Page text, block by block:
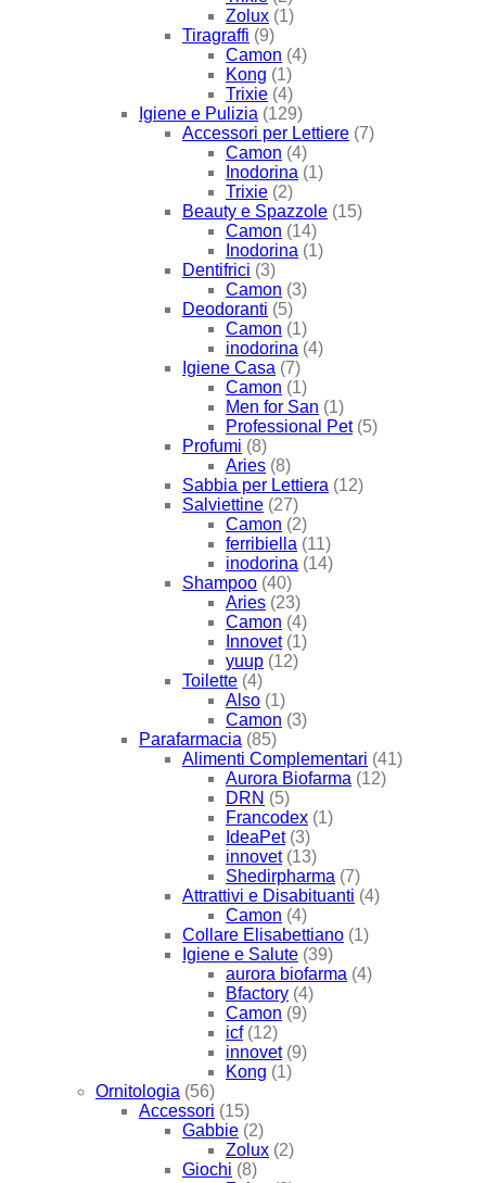
Zolux (1)
Tiragraffi (9)
Camon (4)
Kong (1)
Trixie (4)
Igiene e Pulizia (129)
Accessori per Lettiere (7)
Camon (4)
Inodorina (1)
Trixie (2)
Beauty e Spazzole (15)
Camon (14)
Inodorina (1)
Dentifrici (3)
Camon (3)
Deodoranti (5)
Camon (1)
inodorina (4)
Igiene Casa (7)
Camon (1)
Men for San (1)
Professional Pet (5)
Profumi (8)
Aries (8)
Sabbia per Lettiera (12)
Salviettine (27)
Camon (2)
ferribiella (11)
inodorina (14)
Shampoo (40)
Aries (23)
Camon (4)
Innovet (1)
yuup (12)
Toilette (4)
Also (1)
Camon (3)
Parafarmacia (85)
Alimenti Complementari (41)
Aurora Biofarma (12)
DRN (5)
Francodex (1)
IdeaPet (3)
innovet (13)
Shedirpharma (7)
Attrattivi e Disabituanti (4)
Camon (4)
Collare Elisabettiano (1)
Igiene e Salute (39)
aurora biofarma (4)
Bfactory (4)
Camon (9)
icf (12)
innovet (9)
Kong (1)
Ornitologia (56)
Accessori (15)
Gabbie (2)
Zolux (2)
Giochi (8)